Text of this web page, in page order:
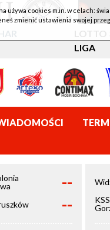
LOTTO
LIGA
--
--
używa cookies m.in. w celach:
zmienić ustawienia swojej